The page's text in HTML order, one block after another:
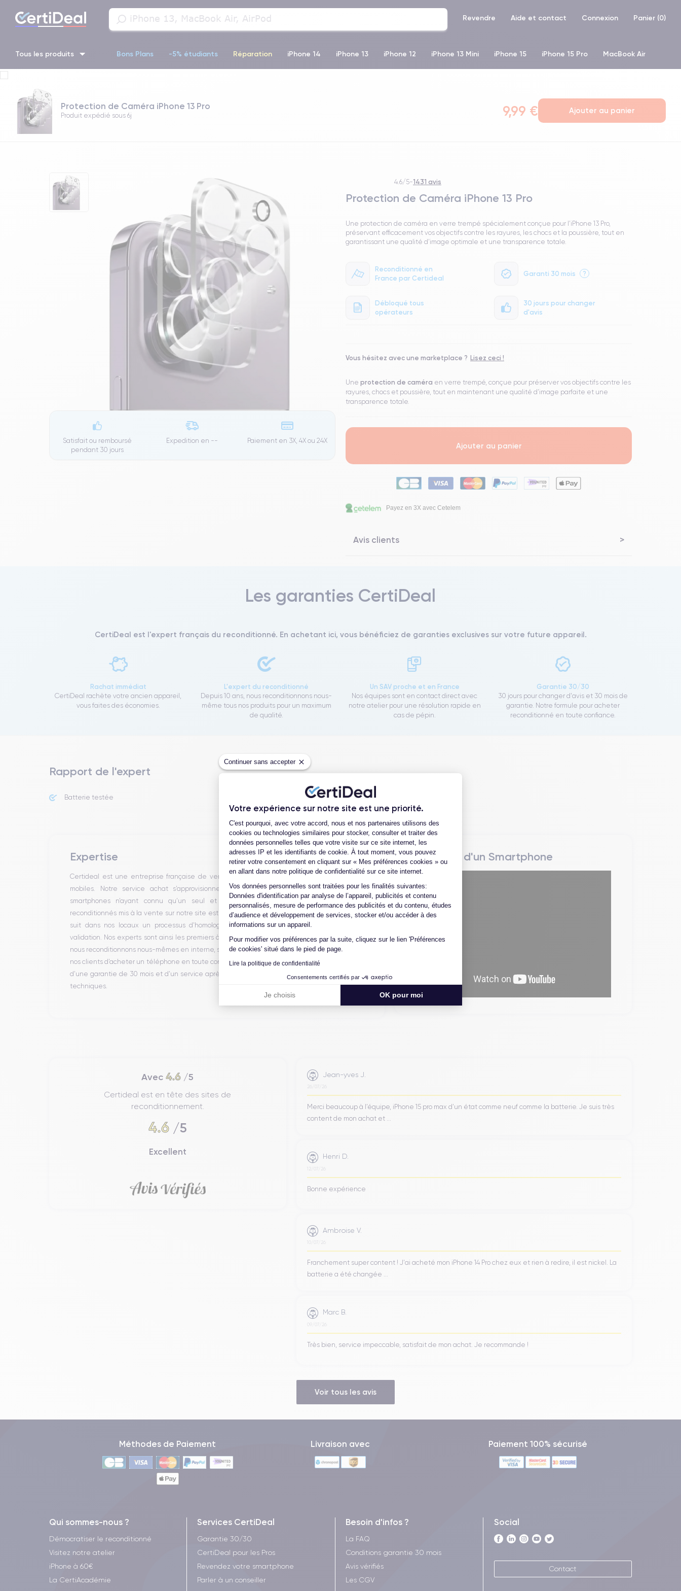
Continuer sans accepter
Votre expérience sur notre site est une priorité.
Plateforme de Gestion du Consentement : Personnalisez vos Options
C'est pourquoi, avec votre accord, nous et nos partenaires utilisons des
cookies ou technologies similaires pour stocker, consulter et traiter des
données personnelles telles que votre visite sur ce site internet, les
adresses IP et les identifiants de cookie. À tout moment, vous pouvez
retirer votre consentement en cliquant sur « Mes préférences cookies » ou
en allant dans notre politique de confidentialité sur ce site internet.
Vos données personnelles sont traitées pour les finalités suivantes:
Données d'identification par analyse de l’appareil, publicités et contenu
personnalisés, mesure de performance des publicités et du contenu, études
d’audience et développement de services, stocker et/ou accéder à des
informations sur un appareil.
Pour modifier vos préférences par la suite, cliquez sur le lien 'Préférences
de cookies' situé dans le pied de page.
Lire la politique de confidentialité
Consentements certifiés par
Je choisis OK pour moi
Axeptio consent
Revendre Aide et contact Connexion Panier (0)
Tous les produits Bons Plans -5% étudiants Réparation iPhone 14 iPhone 13 iPhone 12 iPhone 13 Mini iPhone 15 iPhone 15 Pro MacBook Air
iPhone 11 Pro iPhone 14 pro
Protection de Caméra iPhone 13 Pro
Produit expédié sous 6j 9,99 € Ajouter au panier
Satisfait ou remboursé
pendant 30 jours
Expedition en -- Paiement en 3X, 4X ou 24X
4.6/5-1431 avis
Protection de Caméra iPhone 13 Pro
Une protection de caméra en verre trempé spécialement conçue pour l’iPhone 13 Pro,
préservant efficacement vos objectifs contre les rayures, les chocs et la poussière, tout en
garantissant une qualité d’image optimale et une transparence totale.
Reconditionné en
France par Certideal
Garanti 30 mois ?
Débloqué tous
opérateurs
30 jours pour changer
d'avis
Vous hésitez avec une marketplace ? Lisez ceci !
Une protection de caméra en verre trempé, conçue pour préserver vos objectifs contre les
rayures, chocs et poussière, tout en maintenant une qualité d’image parfaite et une
transparence totale.
Ajouter au panier
Payez en 3X avec Cetelem
Avis clients
Les garanties CertiDeal
CertiDeal est l'expert français du reconditionné. En achetant ici, vous bénéficiez de garanties exclusives sur votre future appareil.
Rachat immédiat
CertiDeal rachète votre ancien appareil,
vous faites des économies.
L'expert du reconditionné
Depuis 10 ans, nous reconditionnons nous-
même tous nos produits pour un maximum
de qualité.
Un SAV proche et en France
Nos équipes sont en contact direct avec
notre atelier pour une résolution rapide en
cas de pépin.
Garantie 30/30
30 jours pour changer d'avis et 30 mois de
garantie. Notre formule pour acheter
reconditionné en toute confiance.
Rapport de l'expert
Batterie testée
Expertise
Certideal est une entreprise française de vente et de reconditionnement de téléphones
mobiles. Notre service achat s’approvisionne auprès d’opérateurs qui reprennent des
smartphones n’ayant connu qu’un seul et unique propriétaire. Chacun des produits
reconditionnés mis à la vente sur notre site est alors récupéré physiquement par nos soins et
suit dans nos locaux un processus d’homologation en trois étapes : vérification, test et
validation. Nos experts sont ainsi les premiers à intervenir techniquement sur le produit, que
nous reconditionnons nous-mêmes en interne, sans autre intermédiaire. C’est l’assurance pour
nos clients d’acheter un téléphone en toute confiance, reconditionné en France, accompagné
d’une garantie de 30 mois et d’un service après-vente en contact continu avec nos experts
techniques.
Parcours d'un Smartphone
Avec4.6 /5
Certideal est en tête des sites de
reconditionnement.
4.6/5
Excellent
Jean-yves J.
26/07/26
Merci beaucoup à l’équipe, iPhone 15 pro max d’un état comme neuf comme la batterie. Je suis très
content de mon achat et ...
Henri D.
12/07/26
Bonne expérience
Ambroise V.
10/07/26
Franchement super content ! J'ai acheté mon iPhone 14 Pro chez eux et rien à redire, il est nickel. La
batterie a été changée ...
Marc B.
09/07/26
Très bien, service impeccable, satisfait de mon achat. Je recommande !
Voir tous les avis
Méthodes de Paiement Livraison avec Paiement 100% sécurisé
Qui sommes-nous ?
Démocratiser le reconditionné
Visitez notre atelier
iPhone à 60€
La CertiAcadémie
Services CertiDeal
Garantie 30/30
CertiDeal pour les Pros
Revendez votre smartphone
Parler à un conseiller
Besoin d'infos ?
La FAQ
Conditions garantie 30 mois
Avis vérifiés
Les CGV
Social
Contact